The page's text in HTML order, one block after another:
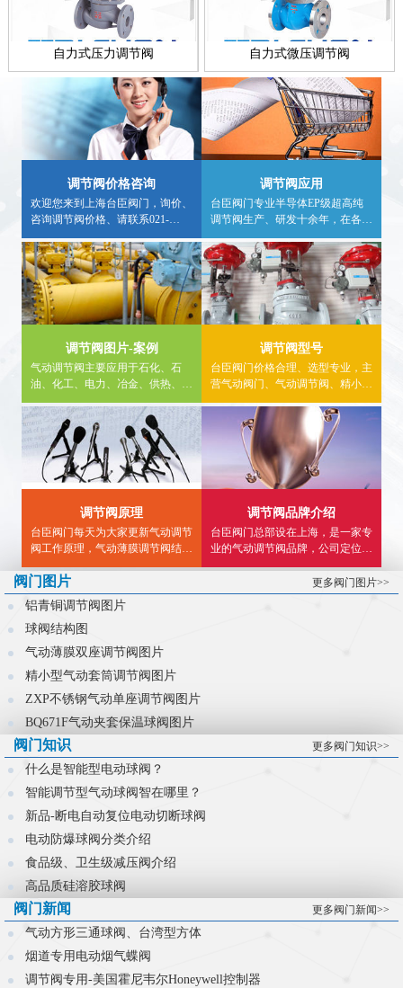
自力式压力调节阀 自力式微压调节阀
调节阀价格咨询
欢迎您来到上海台臣阀门，询价、
咨询调节阀价格、请联系021-
57562898、采购调节阀请认准台臣
牌，大量现货库存，非工作时间咨
询气动调节阀价格，请拨打24小时
热线电话15900840303。
调节阀应用
台臣阀门专业半导体EP级超高纯
调节阀生产、研发十余年，在各种
行业均有应用案例，欢迎广大用户
实地求证，详细调节阀应用行业信
息，请进入内站，看详情。
调节阀图片-案例
气动调节阀主要应用于石化、石
油、化工、电力、冶金、供热、食
品、燃气等领域。内页详细介绍气
动调节阀使用案例、气动三通调节
阀工程案例、气动单座调节阀图
片、应用案例等供大家参考。
调节阀型号
台臣阀门价格合理、选型专业，主
营气动阀门、气动调节阀、精小型
气动调节阀、气动薄膜调节阀,气
动单座调节阀、气动三通调节阀、
气动流量调节阀等...
调节阀原理
台臣阀门每天为大家更新气动调节
阀工作原理，气动薄膜调节阀结构
图，气动三通调节阀接线图,精小
型气动调节阀型号选型等知识...
调节阀品牌介绍
台臣阀门总部设在上海，是一家专
业的气动调节阀品牌，公司定位于
高端，致力于为用户提供高品质智
能调节阀，帮助广大用户解决流体
控制难题。
阀门图片 更多阀门图片>>
铝青铜调节阀图片
球阀结构图
气动薄膜双座调节阀图片
精小型气动套筒调节阀图片
ZXP不锈钢气动单座调节阀图片
BQ671F气动夹套保温球阀图片
阀门知识 更多阀门知识>>
什么是智能型电动球阀？
智能调节型气动球阀智在哪里？
新品-断电自动复位电动切断球阀
电动防爆球阀分类介绍
食品级、卫生级减压阀介绍
高品质硅溶胶球阀
阀门新闻 更多阀门新闻>>
气动方形三通球阀、台湾型方体
烟道专用电动烟气蝶阀
调节阀专用-美国霍尼韦尔Honeywell控制器